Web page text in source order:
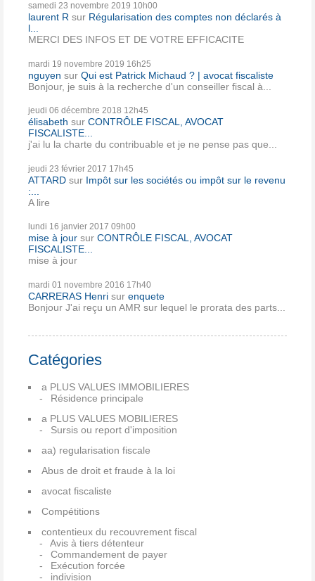
samedi 23 novembre 2019 10h00
laurent R sur Régularisation des comptes non déclarés à
l...
MERCI DES INFOS ET DE VOTRE EFFICACITE
mardi 19 novembre 2019 16h25
nguyen sur Qui est Patrick Michaud ? | avocat fiscaliste
Bonjour, je suis à la recherche d'un conseiller fiscal à...
jeudi 06 décembre 2018 12h45
élisabeth sur CONTRÔLE FISCAL, AVOCAT
FISCALISTE...
j'ai lu la charte du contribuable et je ne pense pas que...
jeudi 23 février 2017 17h45
ATTARD sur Impôt sur les sociétés ou impôt sur le revenu
:...
A lire
lundi 16 janvier 2017 09h00
mise à jour sur CONTRÔLE FISCAL, AVOCAT
FISCALISTE...
mise à jour
mardi 01 novembre 2016 17h40
CARRERAS Henri sur enquete
Bonjour J'ai reçu un AMR sur lequel le prorata des parts...
Catégories
a PLUS VALUES IMMOBILIERES
Résidence principale
a PLUS VALUES MOBILIERES
Sursis ou report d'imposition
aa) regularisation fiscale
Abus de droit et fraude à la loi
avocat fiscaliste
Compétitions
contentieux du recouvrement fiscal
Avis à tiers détenteur
Commandement de payer
Exécution forcée
indivision